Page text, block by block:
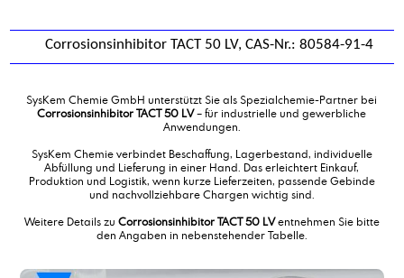
Capryl-capric-triglycerid
Caprylsäure
Cetostearylalkohol
Cetylalkohol
Cetylpalmitat
Cocamidmonoethanolamin
Corrosion Inhibitor DC11
Corrosion Inhibitor PM
Corrosionsinhibitor TACT 50 LV, CAS-Nr.: 80584-91-4
SysKem Chemie GmbH unterstützt Sie als Spezialchemie-Partner bei
Corrosionsinhibitor TACT 50 LV– für industrielle und gewerbliche
Anwendungen.
SysKem Chemie verbindet Beschaffung, Lagerbestand, individuelle
Abfüllung und Lieferung in einer Hand. Das erleichtert Einkauf,
Produktion und Logistik, wenn kurze Lieferzeiten, passende Gebinde
und nachvollziehbare Chargen wichtig sind.
Weitere Details zu Corrosionsinhibitor TACT 50 LVentnehmen Sie bitte
den Angaben in nebenstehender Tabelle.